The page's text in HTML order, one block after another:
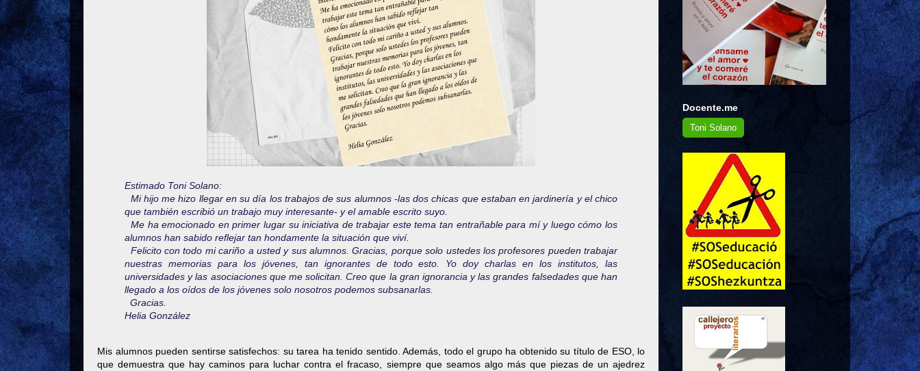
Estimado Toni Solano:
Mi hijo me hizo llegar en su día los trabajos de sus alumnos -las dos chicas que estaban en jardinería y el chico
que también escribió un trabajo muy interesante- y el amable escrito suyo.
Me ha emocionado en primer lugar su iniciativa de trabajar este tema tan entrañable para mí y luego cómo los
alumnos han sabido reflejar tan hondamente la situación que viví.
Felicito con todo mi cariño a usted y sus alumnos. Gracias, porque solo ustedes los profesores pueden trabajar
nuestras memorias para los jóvenes, tan ignorantes de todo esto. Yo doy charlas en los institutos, las
universidades y las asociaciones que me solicitan. Creo que la gran ignorancia y las grandes falsedades que han
llegado a los oídos de los jóvenes solo nosotros podemos subsanarlas.
Gracias.
Helia González
Mis alumnos pueden sentirse satisfechos: su tarea ha tenido sentido. Además, todo el grupo ha obtenido su título de ESO, lo
que demuestra que hay caminos para luchar contra el fracaso, siempre que seamos algo más que piezas de un ajedrez
Docente.me
Toni Solano